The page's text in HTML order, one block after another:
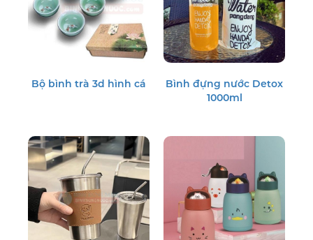
Bộ bình trà 3d hình cá
Bình đựng nước Detox
1000ml